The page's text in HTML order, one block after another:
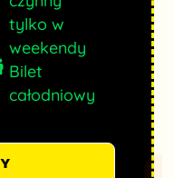
tylko w
weekendy
Bilet
całodniowy